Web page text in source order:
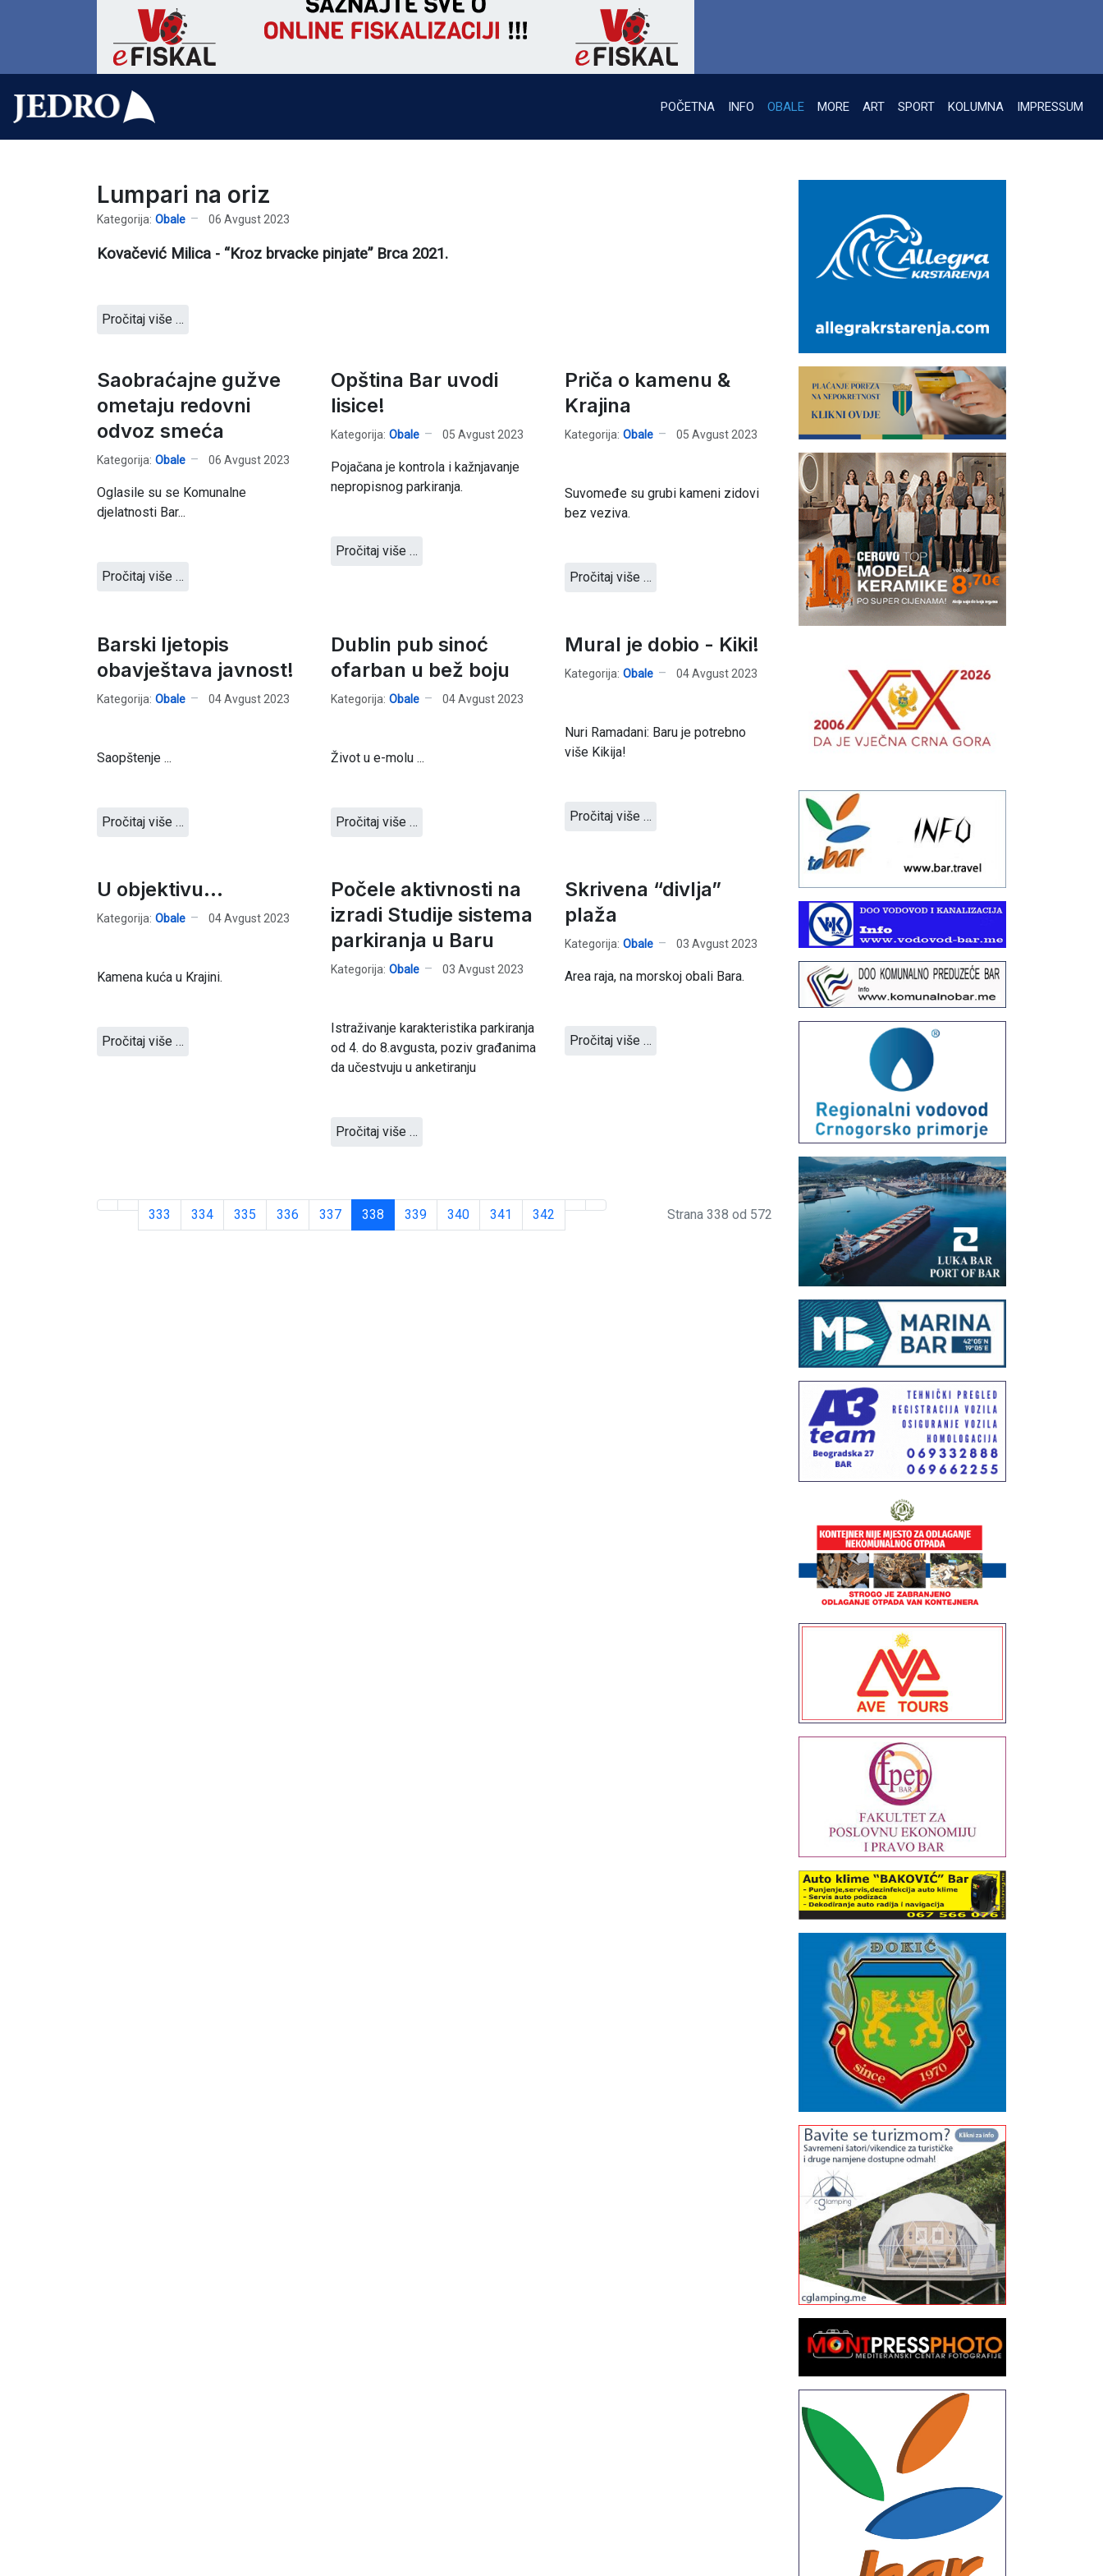
POČETNA INFO OBALE MORE ART SPORT KOLUMNA IMPRESSUM
Lumpari na oriz
Kategorija: Obale 06 Avgust 2023
Kovačević Milica - “Kroz brvacke pinjate” Brca 2021.
Pročitaj više …
Saobraćajne gužve
ometaju redovni
odvoz smeća
Kategorija: Obale 06 Avgust 2023
Oglasile su se Komunalne
djelatnosti Bar...
Pročitaj više …
Opština Bar uvodi
lisice!
Kategorija: Obale 05 Avgust 2023
Pojačana je kontrola i kažnjavanje
nepropisnog parkiranja.
Pročitaj više …
Priča o kamenu &
Krajina
Kategorija: Obale 05 Avgust 2023
Suvomeđe su grubi kameni zidovi
bez veziva.
Pročitaj više …
Barski ljetopis
obavještava javnost!
Kategorija: Obale 04 Avgust 2023
Saopštenje ...
Pročitaj više …
Dublin pub sinoć
ofarban u bež boju
Kategorija: Obale 04 Avgust 2023
Život u e-molu ...
Pročitaj više …
Mural je dobio - Kiki!
Kategorija: Obale 04 Avgust 2023
Nuri Ramadani: Baru je potrebno
više Kikija!
Pročitaj više …
U objektivu...
Kategorija: Obale 04 Avgust 2023
Kamena kuća u Krajini.
Pročitaj više …
Počele aktivnosti na
izradi Studije sistema
parkiranja u Baru
Kategorija: Obale 03 Avgust 2023
Istraživanje karakteristika parkiranja
od 4. do 8.avgusta, poziv građanima
da učestvuju u anketiranju
Pročitaj više …
Skrivena “divlja”
plaža
Kategorija: Obale 03 Avgust 2023
Area raja, na morskoj obali Bara.
Pročitaj više …
333 334 335 336 337 338 339 340 341 342 Strana 338 od 572